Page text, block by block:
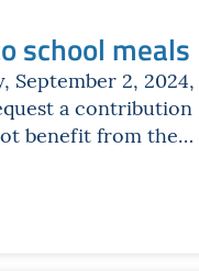
school meals
September 2, 2024,
a contribution
benefit from the